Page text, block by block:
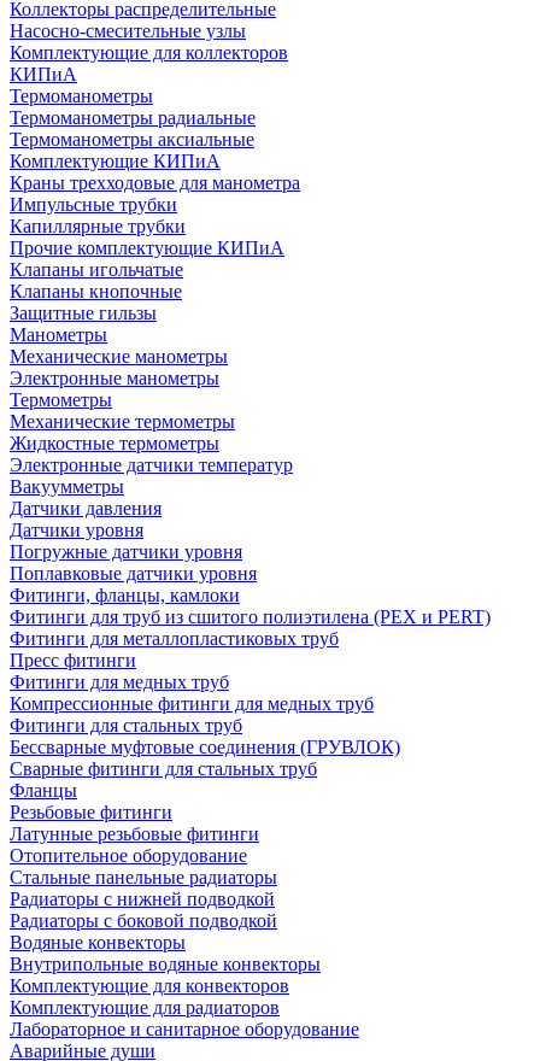
Коллекторы распределительные
Насосно-смесительные узлы
Комплектующие для коллекторов
КИПиА
Термоманометры
Термоманометры радиальные
Термоманометры аксиальные
Комплектующие КИПиА
Краны трехходовые для манометра
Импульсные трубки
Капиллярные трубки
Прочие комплектующие КИПиА
Клапаны игольчатые
Клапаны кнопочные
Защитные гильзы
Манометры
Механические манометры
Электронные манометры
Термометры
Механические термометры
Жидкостные термометры
Электронные датчики температур
Вакуумметры
Датчики давления
Датчики уровня
Погружные датчики уровня
Поплавковые датчики уровня
Фитинги, фланцы, камлоки
Фитинги для труб из сшитого полиэтилена (PEX и PERT)
Фитинги для металлопластиковых труб
Пресс фитинги
Фитинги для медных труб
Компрессионные фитинги для медных труб
Фитинги для стальных труб
Бессварные муфтовые соединения (ГРУВЛОК)
Сварные фитинги для стальных труб
Фланцы
Резьбовые фитинги
Латунные резьбовые фитинги
Отопительное оборудование
Стальные панельные радиаторы
Радиаторы с нижней подводкой
Радиаторы с боковой подводкой
Водяные конвекторы
Внутрипольные водяные конвекторы
Комплектующие для конвекторов
Комплектующие для радиаторов
Лабораторное и санитарное оборудование
Аварийные души